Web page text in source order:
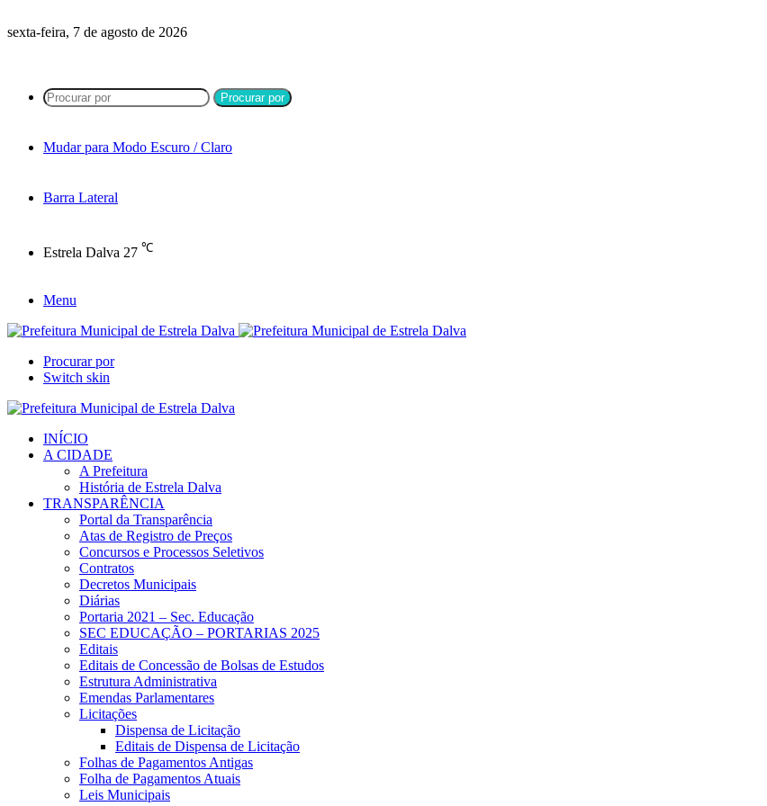
sexta-feira, 7 de agosto de 2026
Procurar por
Mudar para Modo Escuro / Claro
Barra Lateral
Estrela Dalva 27 ℃
Menu
Procurar por
Switch skin
INÍCIO
A CIDADE
A Prefeitura
História de Estrela Dalva
TRANSPARÊNCIA
Portal da Transparência
Atas de Registro de Preços
Concursos e Processos Seletivos
Contratos
Decretos Municipais
Diárias
Portaria 2021 – Sec. Educação
SEC EDUCAÇÃO – PORTARIAS 2025
Editais
Editais de Concessão de Bolsas de Estudos
Estrutura Administrativa
Emendas Parlamentares
Licitações
Dispensa de Licitação
Editais de Dispensa de Licitação
Folhas de Pagamentos Antigas
Folha de Pagamentos Atuais
Leis Municipais